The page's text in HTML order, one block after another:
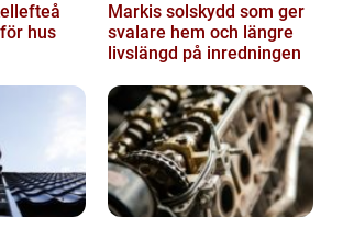
hus
Markis solskydd som ger
svalare hem och längre
livslängd på inredningen